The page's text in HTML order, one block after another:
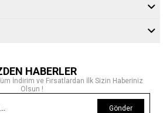
HABERLER
İndirim ve Fırsatlardan İlk Sizin Haberiniz
Olsun !
Gönder